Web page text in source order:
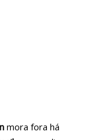
mora fora há